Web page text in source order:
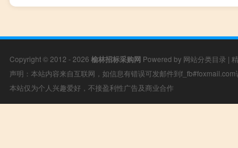
Copyright © 2012 - 2026 榆林招标采购网 Powered by 网站分类目录 |
声明：本站内容来自互联网，如信息有错误可发邮件到
本站仅为个人兴趣爱好，不接盈利性广告及商业合作